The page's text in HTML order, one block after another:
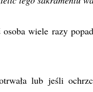
wiele razy
lub jeśli